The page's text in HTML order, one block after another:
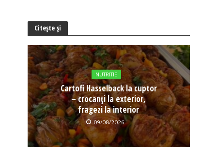
Citește și
NUTRITIE
Cartofi Hasselback la cuptor
– crocanți la exterior,
fragezi la interior
09/08/2026